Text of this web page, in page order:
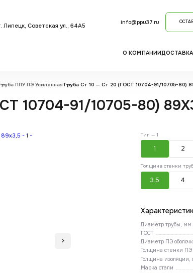
Липецк, Советская ул., 64А5
info@ppu37.ru
О КОМПАНИИДОСТАВКА
ППУ ПЭ УсиленнаяТруба Ст 10 — Ст 20 (ГОСТ 10704-91/10705-80)
10704-91/10705-80)
Тип — 1
1 2
Толщина стенки
3.5 4
Диаметр трубы, мм
ГОСТ
Диаметр ПЭ
Толщина стенки ПЭ
Толщина изоляции,
Марка стали